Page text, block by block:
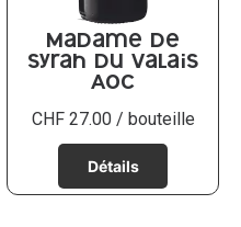
Madame De
Syrah du Valais
AOC
CHF27.00 / bouteille